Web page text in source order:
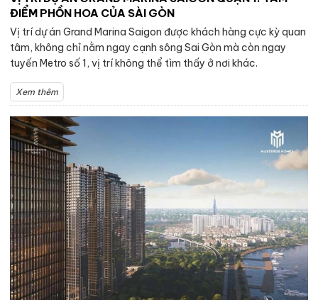
ĐIỂM PHỒN HOA CỦA SÀI GÒN
Vị trí dự án Grand Marina Saigon được khách hàng cực kỳ quan
tâm, không chỉ nằm ngay cạnh sông Sai Gòn mà còn ngay
tuyến Metro số 1, vị trí không thể tìm thấy ở nơi khác.
Xem thêm